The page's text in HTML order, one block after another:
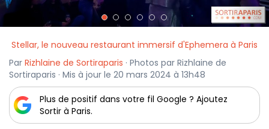
Stellar, le nouveau restaurant immersif d'Ephemera à Paris
Par Rizhlaine de Sortiraparis · Photos par Rizhlaine de
Sortiraparis · Mis à jour le 20 mars 2024 à 13h48
Plus de positif dans votre fil Google ? Ajoutez
Sortir à Paris.